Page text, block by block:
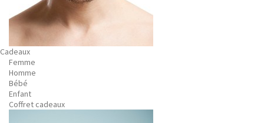
Cadeaux
Femme
Homme
Bébé
Enfant
Coffret cadeaux